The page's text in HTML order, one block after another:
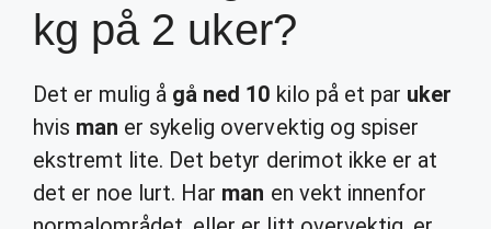
kg på 2 uker?
Det er mulig å gå ned 10 kilo på et par uker
hvis man er sykelig overvektig og spiser
ekstremt lite. Det betyr derimot ikke er at
det er noe lurt. Har man en vekt innenfor